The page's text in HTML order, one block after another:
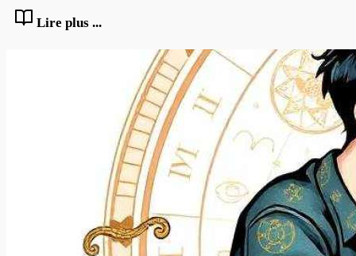
Lire plus ...